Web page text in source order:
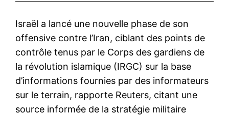
Israël a lancé une nouvelle phase de son
offensive contre l’Iran, ciblant des points de
contrôle tenus par le Corps des gardiens de
la révolution islamique (IRGC) sur la base
d’informations fournies par des informateurs
sur le terrain, rapporte Reuters, citant une
source informée de la stratégie militaire